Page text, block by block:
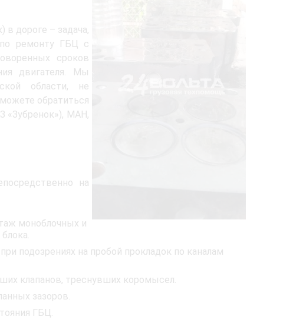
в дороге – задача,
по ремонту ГБЦ с
сроков
двигателя. Мы
области, не
обратиться
«Зубренок»), МАН,
на
моноблочных и
подозрениях на пробой прокладок по каналам
клапанов, треснувших коромысел.
зазоров.
ГБЦ.